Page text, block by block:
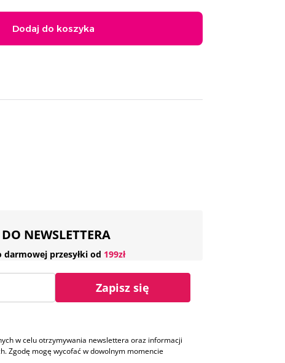
Dodaj do koszyka
NEWSLETTERA
darmowej przesyłki od 199zł
Zapisz się
w celu otrzymywania newslettera oraz informacji
Zgodę mogę wycofać w dowolnym momencie